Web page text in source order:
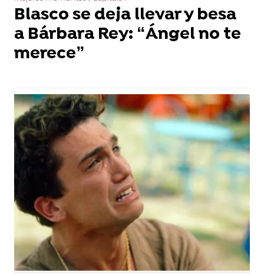
Blasco se deja llevar y besa
a Bárbara Rey: “Ángel no te
merece”